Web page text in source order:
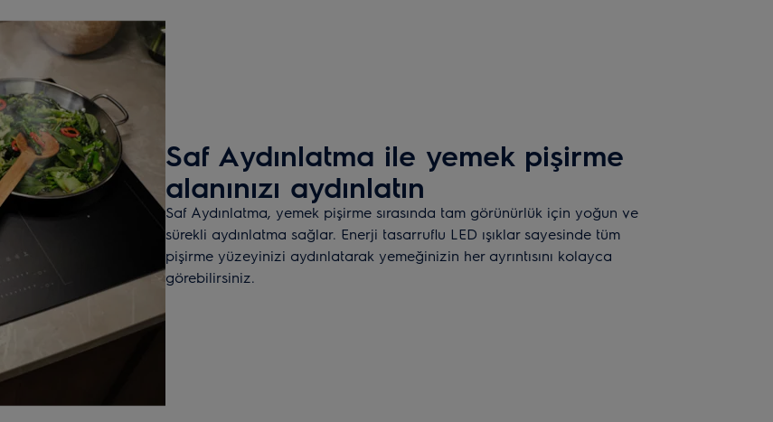
Saf Aydınlatma ile yemek pişirme
alanınızı aydınlatın
Saf Aydınlatma, yemek pişirme sırasında tam görünürlük için yoğun ve
sürekli aydınlatma sağlar. Enerji tasarruflu LED ışıklar sayesinde tüm
pişirme yüzeyinizi aydınlatarak yemeğinizin her ayrıntısını kolayca
görebilirsiniz.